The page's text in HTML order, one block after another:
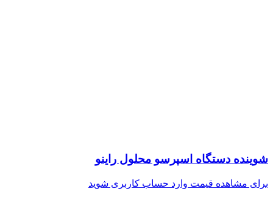
شوینده دستگاه اسپرسو محلول راینو
برای مشاهده قیمت وارد حساب کاربری شوید